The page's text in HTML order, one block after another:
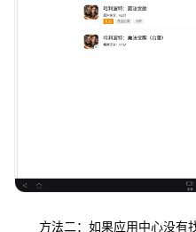
方法二：如果应用中心没有找